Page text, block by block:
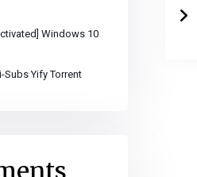
Windows 10
Subs Yify Torrent